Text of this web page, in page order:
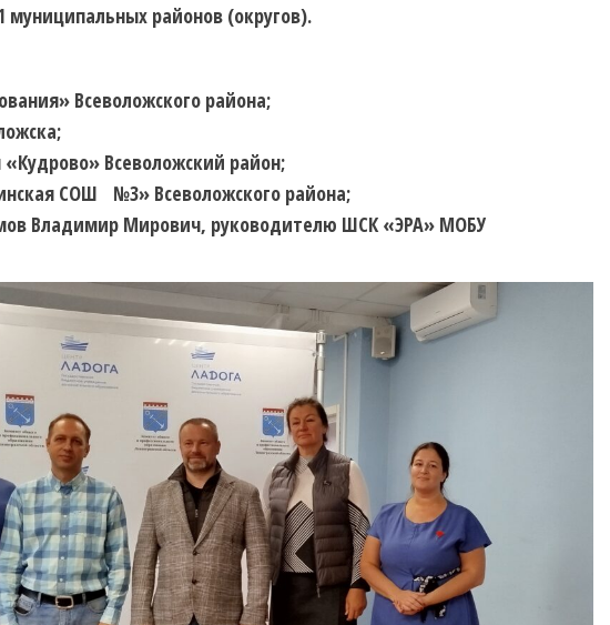
муниципальных районов (округов).
Всеволожского района;
Всеволожский район;
СОШ №3» Всеволожского района;
Владимир Мирович, руководителю ШСК «ЭРА» МОБУ